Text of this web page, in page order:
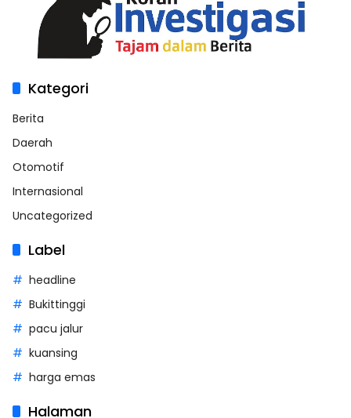
Kategori
Berita
Daerah
Otomotif
Internasional
Uncategorized
Label
headline
Bukittinggi
pacu jalur
kuansing
harga emas
Halaman